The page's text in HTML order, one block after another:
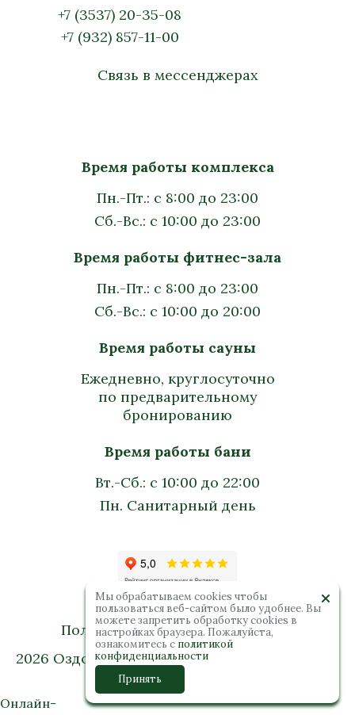
+7 (3537) 20-35-08
+7 (932) 857-11-00
Связь в мессенджерах
Время работы комплекса
Пн.-Пт.: с 8:00 до 23:00
Сб.-Вс.: с 10:00 до 23:00
Время работы фитнес-зала
Пн.-Пт.: с 8:00 до 23:00
Сб.-Вс.: с 10:00 до 20:00
Время работы сауны
Ежедневно, круглосуточно
по предварительному
бронированию
Время работы бани
Вт.-Сб.: с 10:00 до 22:00
Пн. Санитарный день
Политика конфиденциальности
2026 Оздоровительный комплекс “Колибри”.
Все права защищены
Мы обрабатываем cookies чтобы
пользоваться веб-сайтом было удобнее. Вы
можете запретить обработку сookies в
настройках браузера. Пожалуйста,
ознакомитесь с политикой
конфиденциальности
Принять
Онлайн-